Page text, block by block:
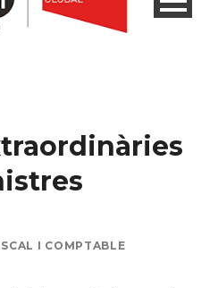
I COMPTABLE